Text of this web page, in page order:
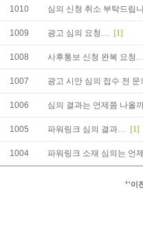
1010 심의 신청 취소 부탁드립
1009 광고 심의 요청… [1]
1008 사후통보 신청 완복 요청
1007 광고 시안 심의 접수 전
1006 심의 결과는 언제쯤 나올
1005 파워링크 심의 결과… [1]
1004 파워링크 소재 심의는 언
'이